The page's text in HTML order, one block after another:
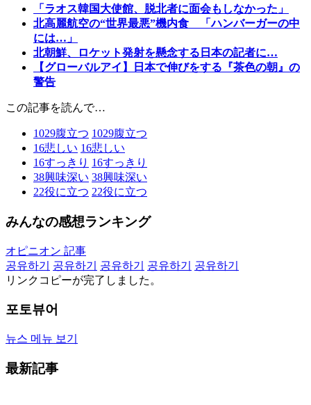
「ラオス韓国大使館、脱北者に面会もしなかった」
北高麗航空の“世界最悪”機内食 「ハンバーガーの中
には…」
北朝鮮、ロケット発射を懸念する日本の記者に…
【グローバルアイ】日本で伸びをする『茶色の朝』の
警告
この記事を読んで…
1029腹立つ 1029腹立つ
16悲しい 16悲しい
16すっきり 16すっきり
38興味深い 38興味深い
22役に立つ 22役に立つ
みんなの感想ランキング
オピニオン 記事
공유하기
공유하기 공유하기 공유하기
공유하기
リンクコピーが完了しました。
포토뷰어
뉴스 메뉴 보기
最新記事